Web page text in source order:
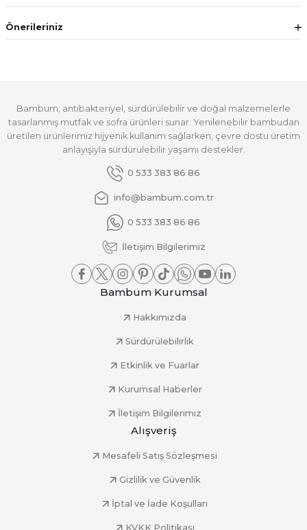
Önerileriniz
Bambum; antibakteriyel, sürdürülebilir ve doğal malzemelerle
tasarlanmış mutfak ve sofra ürünleri sunar. Yenilenebilir bambudan
üretilen ürünlerimiz hijyenik kullanım sağlarken, çevre dostu üretim
anlayışıyla sürdürülebilir yaşamı destekler.
0 533 383 86 86
info@bambum.com.tr
0 533 383 86 86
İletişim Bilgilerimiz
Bambum Kurumsal
Hakkımızda
Sürdürülebilirlik
Etkinlik ve Fuarlar
Kurumsal Haberler
İletişim Bilgilerimiz
Alışveriş
Mesafeli Satış Sözleşmesi
Gizlilik ve Güvenlik
İptal ve İade Koşulları
KVKK Politikası